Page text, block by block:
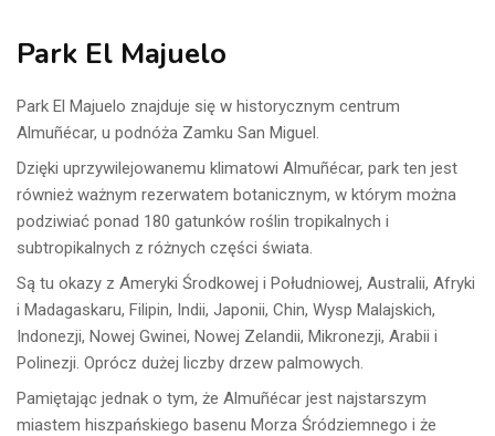
Park El Majuelo
Park El Majuelo znajduje się w historycznym centrum
Almuñécar, u podnóża Zamku San Miguel.
Dzięki uprzywilejowanemu klimatowi Almuñécar, park ten jest
również ważnym rezerwatem botanicznym, w którym można
podziwiać ponad 180 gatunków roślin tropikalnych i
subtropikalnych z różnych części świata.
Są tu okazy z Ameryki Środkowej i Południowej, Australii, Afryki
i Madagaskaru, Filipin, Indii, Japonii, Chin, Wysp Malajskich,
Indonezji, Nowej Gwinei, Nowej Zelandii, Mikronezji, Arabii i
Polinezji. Oprócz dużej liczby drzew palmowych.
Pamiętając jednak o tym, że Almuñécar jest najstarszym
miastem hiszpańskiego basenu Morza Śródziemnego i że